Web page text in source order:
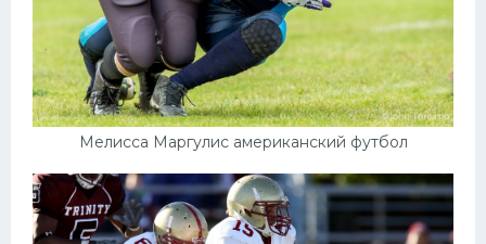
Мелисса Маргулис американский футбол